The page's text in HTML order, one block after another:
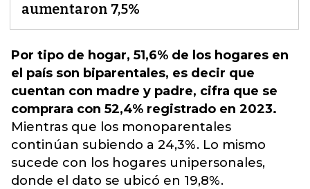
aumentaron 7,5%
Por tipo de hogar, 51,6% de los hogares en
el país son biparentales, es decir que
cuentan con madre y padre, cifra que se
comprara con 52,4% registrado en 2023.
Mientras que los monoparentales
continúan subiendo a 24,3%. Lo mismo
sucede con los hogares unipersonales,
donde el dato se ubicó en 19,8%.